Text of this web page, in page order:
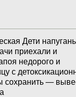
Дети
приехали и
недорого и
с
сохранить —